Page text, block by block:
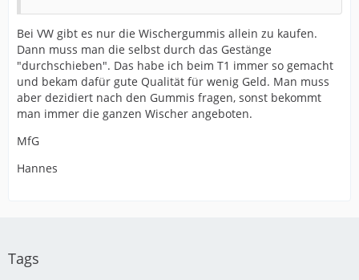
Bei VW gibt es nur die Wischergummis allein zu kaufen.
Dann muss man die selbst durch das Gestänge
"durchschieben". Das habe ich beim T1 immer so gemacht
und bekam dafür gute Qualität für wenig Geld. Man muss
aber dezidiert nach den Gummis fragen, sonst bekommt
man immer die ganzen Wischer angeboten.
MfG
Hannes
Tags